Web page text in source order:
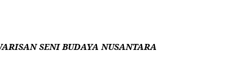
SENI BUDAYA NUSANTARA